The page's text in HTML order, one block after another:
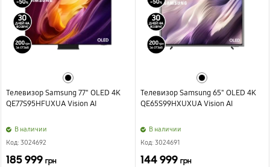
Телевизор Samsung 77" OLED 4K
QE77S95HFUXUA Vision AI
B наличии
Код: 3024692
185 999 грн
Телевизор Samsung 65" OLED 4K
QE65S99HXUXUA Vision AI
B наличии
Код: 3024691
144 999 грн